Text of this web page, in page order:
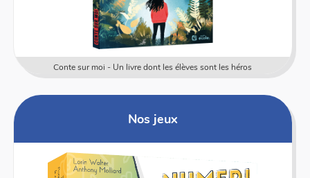
Conte sur moi - Un livre dont les élèves sont les héros
Nos jeux